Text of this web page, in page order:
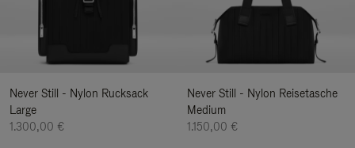
Never Still - Nylon Rucksack
Large
1.300,00 €
Never Still - Nylon Reisetasche
Medium
1.150,00 €